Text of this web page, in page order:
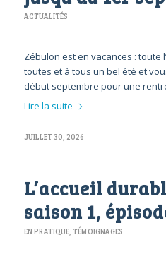
ACTUALITÉS
Zébulon est en vacances : toute
toutes et à tous un bel été et
début septembre pour une
Lire la suite
JUILLET 30, 2026
L’accueil
saison 1,
EN PRATIQUE, TÉMOIGNAGES